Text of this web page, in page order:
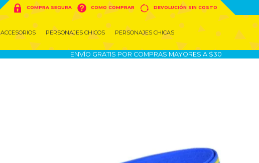
 COMPRA SEGURA  COMO COMPRAR  DEVOLUCIÓN SIN COSTO
ACCESORIOS PERSONAJES CHICOS PERSONAJES CHICAS
ENVÍO GRATIS POR COMPRAS MAYORES A $30